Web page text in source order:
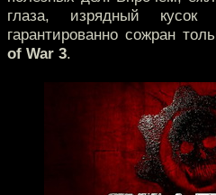
глаза, изрядный кусок
гарантированно сожран
of War 3.